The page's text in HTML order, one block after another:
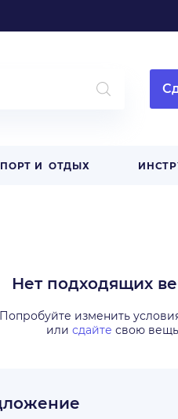
И ОТДЫХ
Нет подходящих
Попробуйте изменить
или сдайте свою вещь